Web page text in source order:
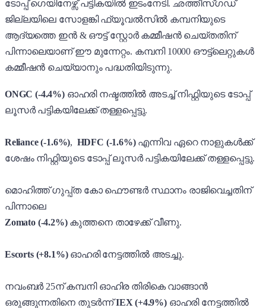
ടോപ്പ് ഗെയിനേഴ്സ് പട്ടികയിൽ ഇടംനേടി. ഛത്തീസ്ഗഡ്
ജില്ലയിലെ സോളങ്കി ഫ്യൂവൽസിൽ കമ്പനിയുടെ
ആദ്യത്തെ ഇൻ & ഔട്ട് സ്റ്റോർ കമ്മീഷൻ ചെയ്തതിന്
പിന്നാലെയാണ് ഈ മുന്നേറ്റം. കമ്പനി 10000 ഔട്ട്ലെറ്റുകൾ
കമ്മീഷൻ ചെയ്യാനും പദ്ധതിയിടുന്നു.
ONGC (-4.4%)ഓഹരി നഷ്ടത്തിൽ അടച്ച് നിഫ്റ്റിയുടെ ടോപ്പ്
ലൂസർ പട്ടികയിലേക്ക് തള്ളപ്പെട്ടു.
Reliance (-1.6%), HDFC (-1.6%) എന്നിവ ഏറെ നാളുകൾക്ക്
ശേഷം നിഫ്റ്റിയുടെ ടോപ്പ് ലൂസർ പട്ടികയിലേക്ക് തള്ളപ്പെട്ടു.
മൊഹിത്ത് ഗുപ്പ്ത കോ ഫൌണ്ടർ സ്ഥാനം രാജിവെച്ചതിന്
പിന്നാലെ
Zomato (-4.2%)കുത്തനെ താഴേക്ക് വീണു.
Escorts (+8.1%) ഓഹരി നേട്ടത്തിൽ അടച്ചു.
നവംബർ 25ന് കമ്പനി ഓഹിര തിരികെ വാങ്ങാൻ
ഒരുങ്ങുന്നതിനെ തുടർന്ന്IEX (+4.9%) ഓഹരി നേട്ടത്തിൽ